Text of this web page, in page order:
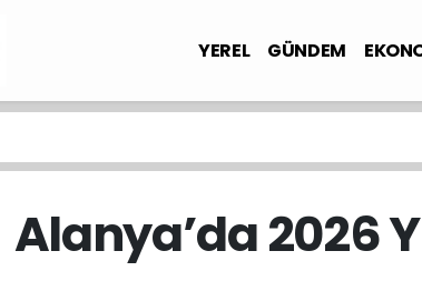
YEREL GÜNDEM
Alanya’da 2026